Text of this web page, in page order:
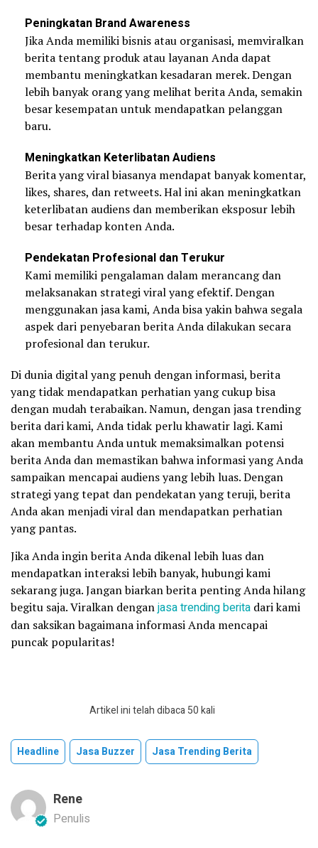
Peningkatan Brand Awareness
Jika Anda memiliki bisnis atau organisasi, memviralkan
berita tentang produk atau layanan Anda dapat
membantu meningkatkan kesadaran merek. Dengan
lebih banyak orang yang melihat berita Anda, semakin
besar kesempatan untuk mendapatkan pelanggan
baru.
Meningkatkan Keterlibatan Audiens
Berita yang viral biasanya mendapat banyak komentar,
likes, shares, dan retweets. Hal ini akan meningkatkan
keterlibatan audiens dan memberikan eksposur lebih
besar terhadap konten Anda.
Pendekatan Profesional dan Terukur
Kami memiliki pengalaman dalam merancang dan
melaksanakan strategi viral yang efektif. Dengan
menggunakan jasa kami, Anda bisa yakin bahwa segala
aspek dari penyebaran berita Anda dilakukan secara
profesional dan terukur.
Di dunia digital yang penuh dengan informasi, berita
yang tidak mendapatkan perhatian yang cukup bisa
dengan mudah terabaikan. Namun, dengan jasa trending
berita dari kami, Anda tidak perlu khawatir lagi. Kami
akan membantu Anda untuk memaksimalkan potensi
berita Anda dan memastikan bahwa informasi yang Anda
sampaikan mencapai audiens yang lebih luas. Dengan
strategi yang tepat dan pendekatan yang teruji, berita
Anda akan menjadi viral dan mendapatkan perhatian
yang pantas.
Jika Anda ingin berita Anda dikenal lebih luas dan
mendapatkan interaksi lebih banyak, hubungi kami
sekarang juga. Jangan biarkan berita penting Anda hilang
begitu saja. Viralkan denganjasa trending berita dari kami
dan saksikan bagaimana informasi Anda mencapai
puncak popularitas!
Artikel ini telah dibaca 50 kali
Headline Jasa Buzzer Jasa Trending Berita
Rene
Penulis